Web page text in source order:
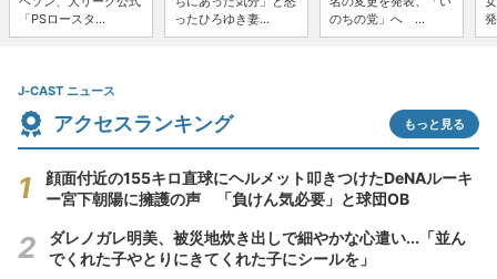
「PSロースタ...
ったひろゆき妻...
のちの党」へ ...
J-CAST ニュース
アクセスランキング もっと見る
顔面付近の155キロ直球にヘルメット叩きつけたDeNAルーキ
ー宮下朝陽に擁護の声 「負けん気必要」と球団OB
ダレノガレ明美、被災地炊き出しで細やかな心遣い...「並ん
でくれた子やとりにきてくれた子にシールを」